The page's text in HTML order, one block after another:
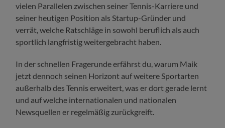
vielen Parallelen zwischen seiner Tennis-Karriere und
seiner heutigen Position als Startup-Gründer und
verrät, welche Ratschläge in sowohl beruflich als auch
sportlich langfristig weitergebracht haben.
In der schnellen Fragerunde erfährst du, warum Maik
jetzt dennoch seinen Horizont auf weitere Sportarten
außerhalb des Tennis erweitert, was er dort gerade lernt
und auf welche internationalen und nationalen
Newsquellen er regelmäßig zurückgreift.